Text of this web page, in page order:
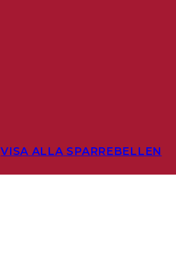
VISA ALLA SPARREBELLEN